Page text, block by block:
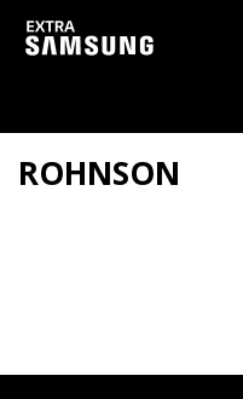
Vzhledem k aktuální situaci se
zpozdit.
ROHNSON